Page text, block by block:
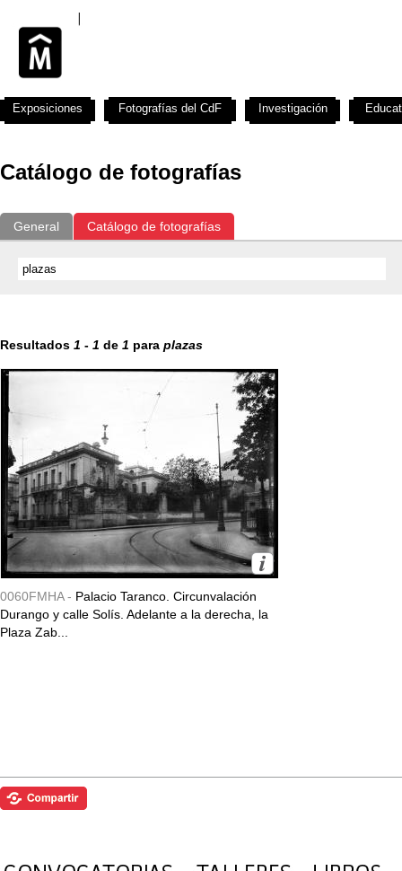
Catálogo de fotografías
General Catálogo de fotografías
Resultados 1 - 1 de 1 para plazas
0060FMHA - Palacio Taranco. Circunvalación
Durango y calle Solís. Adelante a la derecha, la
Plaza Zab...
Exposiciones Fotografías del CdF Investigación